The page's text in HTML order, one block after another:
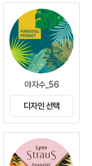
야자수_56
디자인 선택